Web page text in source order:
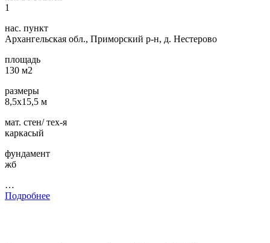
1
нас. пункт
Архангельская обл., Приморский р-н, д. Нестерово
площадь
130 м2
размеры
8,5х15,5 м
мат. стен/ тех-я
каркасый
фундамент
жб
…
Подробнее